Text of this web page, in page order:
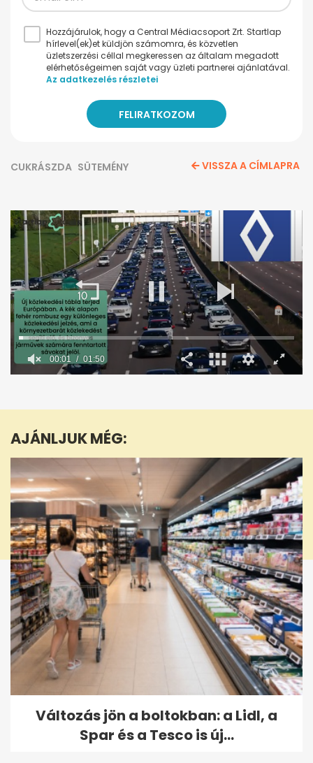
Hozzájárulok, hogy a Central Médiacsoport Zrt. Startlap
hírlevel(ek)et küldjön számomra, és közvetlen
üzletszerzési céllal megkeressen az általam megadott
elérhetőségeimen saját vagy üzleti partnerei ajánlatával.
Az adatkezelés részletei
CUKRÁSZDA SÜTEMÉNY VISSZA A CÍMLAPRA
1
50
seconds
00:02 01:50
AJÁNLJUK MÉG:
Változás jön a boltokban: a Lidl, a
Spar és a Tesco is új...